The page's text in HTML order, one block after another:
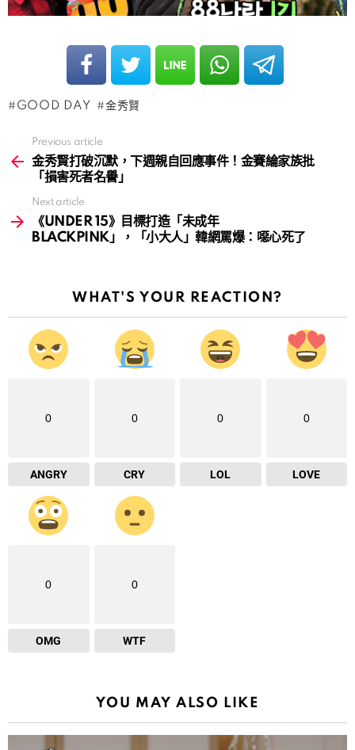
GOOD DAY 金秀賢
more
Previous article
金秀賢打破沉默，下週親自回應事件！金賽綸家族批
「損害死者名譽」
Next article
《UNDER 15》目標打造「未成年
BLACKPINK」，「小大人」韓網罵爆：噁心死了
WHAT'S YOUR REACTION?
0
ANGRY
0
CRY
0
LOL
0
LOVE
0
OMG
0
WTF
YOU MAY ALSO LIKE